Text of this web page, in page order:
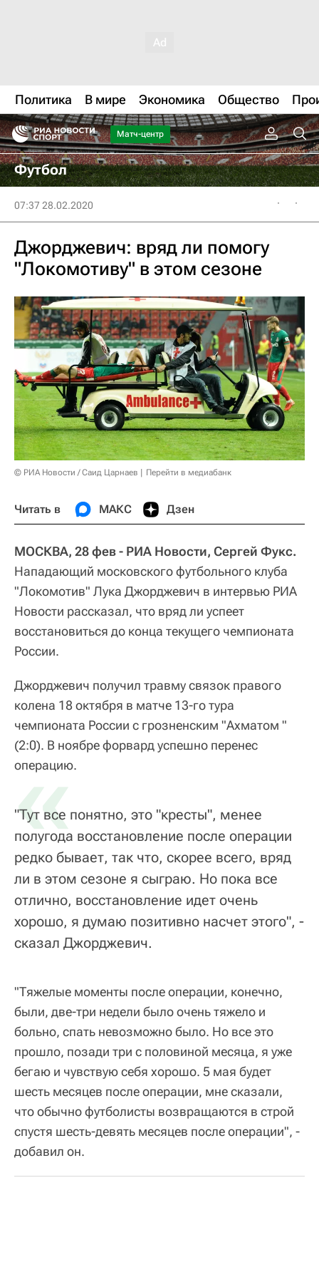
Политика В мире Экономика Общество
Матч-центр
Футбол
07:37 28.02.2020
Джорджевич: вряд ли помогу
"Локомотиву" в этом сезоне
© РИА Новости / Саид Царнаев Перейти в медиабанк
Читать в МАКС Дзен
МОСКВА, 28 фев - РИА Новости, Сергей Фукс.
Нападающий московского футбольного клуба
"Локомотив" Лука Джорджевич в интервью РИА
Новости рассказал, что вряд ли успеет
восстановиться до конца текущего чемпионата
России.
Джорджевич получил травму связок правого
колена 18 октября в матче 13-го тура
чемпионата России с грозненским "Ахматом "
(2:0). В ноябре форвард успешно перенес
операцию.
«
"Тут все понятно, это "кресты", менее
полугода восстановление после операции
редко бывает, так что, скорее всего, вряд
ли в этом сезоне я сыграю. Но пока все
отлично, восстановление идет очень
хорошо, я думаю позитивно насчет этого", -
сказал Джорджевич.
"Тяжелые моменты после операции, конечно,
были, две-три недели было очень тяжело и
больно, спать невозможно было. Но все это
прошло, позади три с половиной месяца, я уже
бегаю и чувствую себя хорошо. 5 мая будет
шесть месяцев после операции, мне сказали,
что обычно футболисты возвращаются в строй
спустя шесть-девять месяцев после операции", -
добавил он.